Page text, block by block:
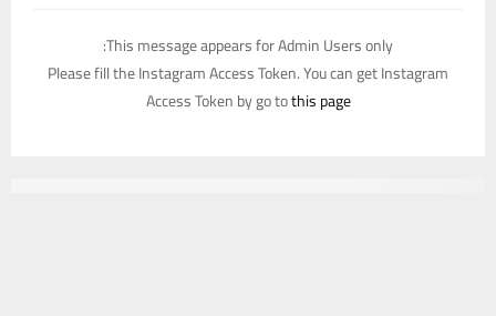
This message appears for Admin Users only:
Please fill the Instagram Access Token. You can get Instagram
Access Token by go tothis page